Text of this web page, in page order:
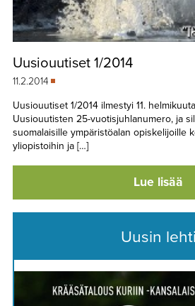
Uusiouutiset 1/2014
11.2.2014
Uusiouutiset 1/2014 ilmestyi 11.
Uusiouutisten 25-vuotisjuhlanumero, ja
suomalaisille ympäristöalan opiskelijoille
yliopistoihin ja […]
Lue lisää
Uusin lehti